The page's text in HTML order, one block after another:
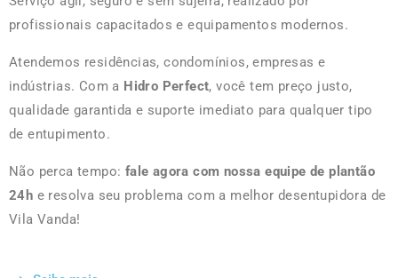
profissionais capacitados e equipamentos modernos.
Atendemos residências, condomínios, empresas e
indústrias. Com a Hidro Perfect, você tem preço justo,
qualidade garantida e suporte imediato para qualquer tipo
de entupimento.
Não perca tempo: fale agora com nossa equipe de plantão
24h e resolva seu problema com a melhor desentupidora de
Vila Vanda!